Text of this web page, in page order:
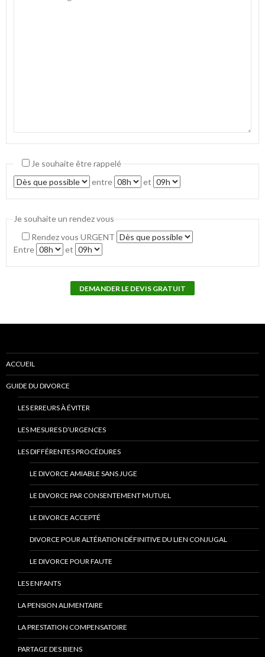
Je souhaite être rappelé
entre
et
Je souhaite un rendez vous
Rendez vous URGENT
Entre
et
ACCUEIL
GUIDE DU DIVORCE
LES ERREURS À ÉVITER
LES MESURES D’URGENCES
LES DIFFÉRENTES PROCÉDURES
LE DIVORCE AMIABLE SANS JUGE
LE DIVORCE PAR CONSENTEMENT MUTUEL
LE DIVORCE ACCEPTÉ
DIVORCE POUR ALTÉRATION DÉFINITIVE DU LIEN CONJUGAL
LE DIVORCE POUR FAUTE
LES ENFANTS
LA PENSION ALIMENTAIRE
LA PRESTATION COMPENSATOIRE
PARTAGE DES BIENS